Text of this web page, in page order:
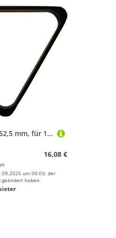
Billard Triangel, 52,5 mm, für 15 Kugeln, Kunststoff, Schwarz
16,08 €
um 00:03; der
geändert haben.